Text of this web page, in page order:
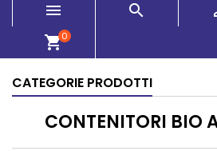
 
shopping_cart0
CATEGORIE PRODOTTI
CONTENITORI BIO